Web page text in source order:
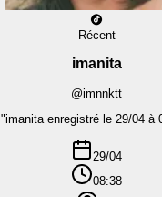
Récent
imanita
@imnnktt
"imanita enregistré le 29/04 à
29/04
08:38